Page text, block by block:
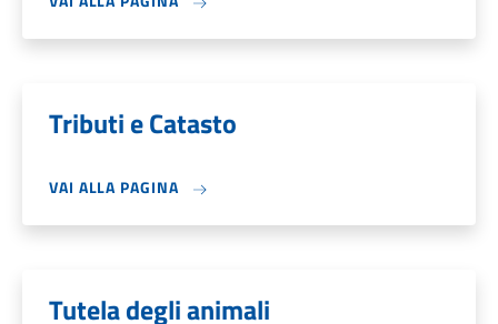
Tributi e Catasto
VAI ALLA PAGINA
Tutela degli animali